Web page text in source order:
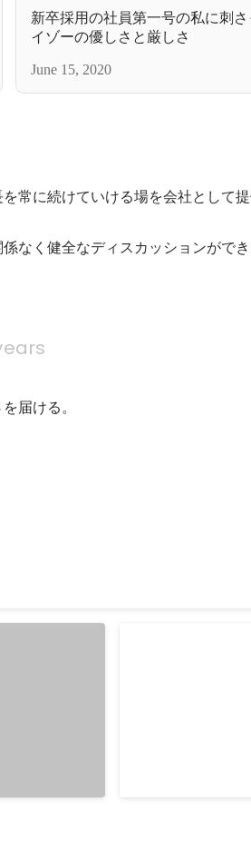
新卒採用の社員第一号の私に刺さ
イゾーの優しさと厳しさ
June 15, 2020
常に続けていける場を会社として
なく健全なディスカッションがで
届ける。